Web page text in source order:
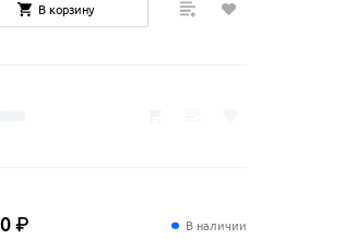
В корзину
В наличии
₽